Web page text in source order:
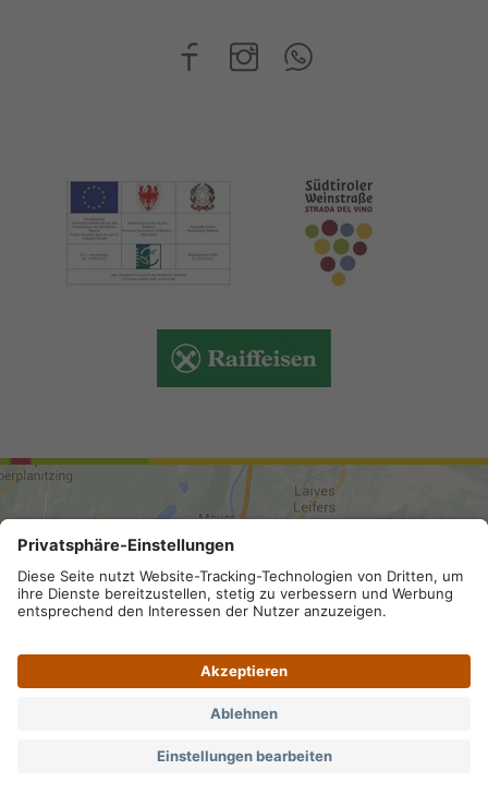
ANREISE
Impressum . Privacy
A4RZ960